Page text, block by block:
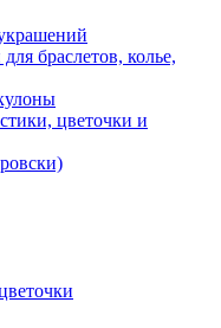
браслетов, колье,
цветочки и